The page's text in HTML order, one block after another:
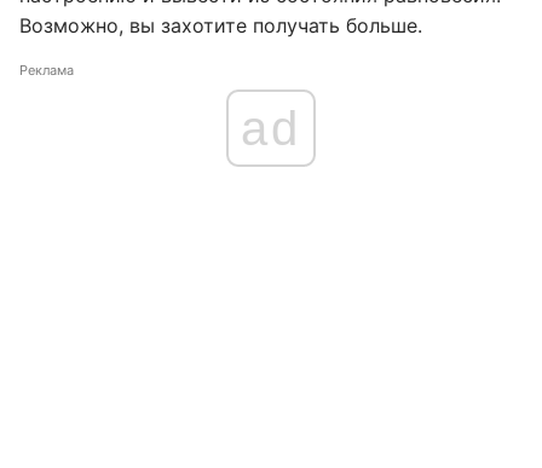
Возможно, вы захотите получать больше.
Реклама
ad